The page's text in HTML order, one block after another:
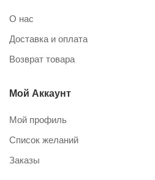
О нас
Доставка и оплата
Возврат товара
Мой Аккаунт
Мой профиль
Список желаний
Заказы